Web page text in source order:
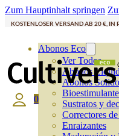
Zum Hauptinhalt springen
KOSTENLOSER VERSAND AB 20 €,
Abonos Eco
Ver Todos
Abonos
Abonos
Sustratos y
Correctores
Enraizantes
0